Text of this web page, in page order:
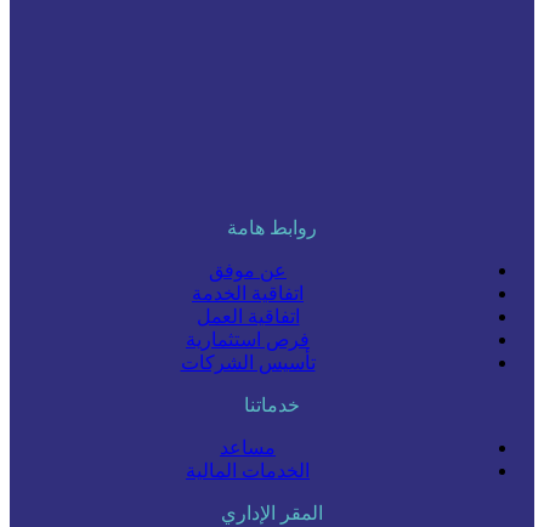
روابط هامة
عن موفق
اتفاقية الخدمة
اتفاقية العمل
فرص استثمارية
تأسيس الشركات
خدماتنا
مساعد
الخدمات المالية
المقر الإداري